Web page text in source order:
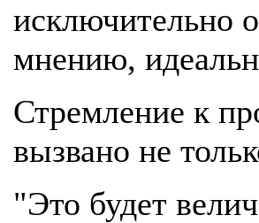
исключительно
мнению,
Стремление к
вызвано не
"Это будет